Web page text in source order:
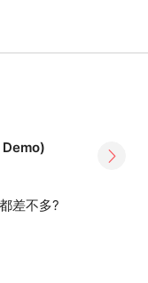
差不多?